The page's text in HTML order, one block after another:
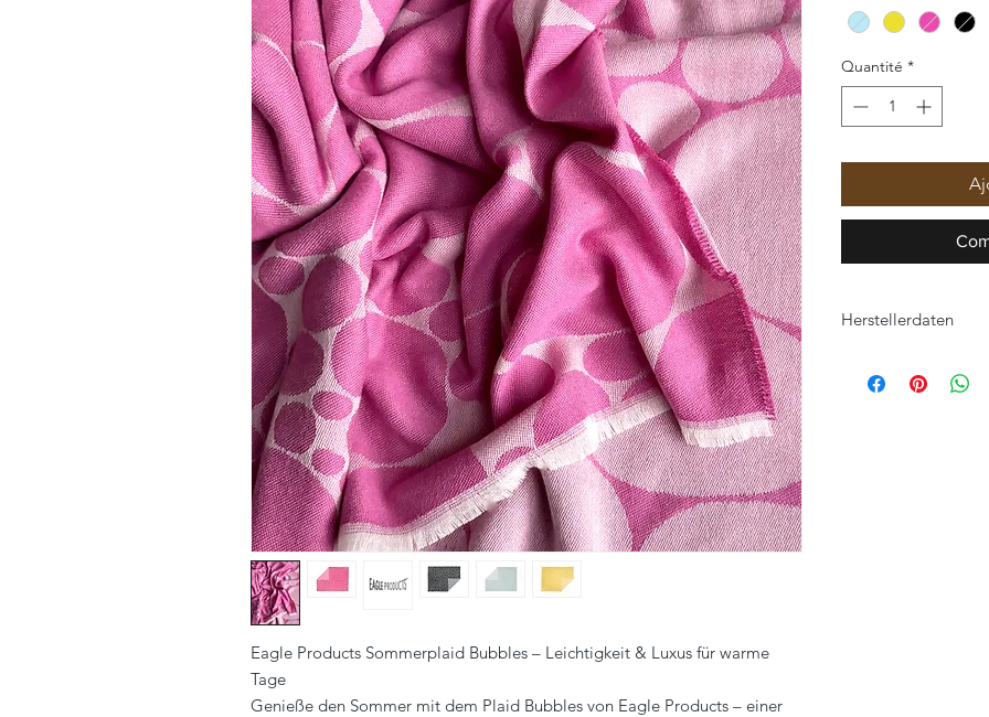
Eagle Products Sommerplaid Bubbles – Leichtigkeit & Luxus für warme
Tage
Genieße den Sommer mit dem Plaid Bubbles von Eagle Products – einer
Quantité *
Herstellerdaten
Orleansstraße 16